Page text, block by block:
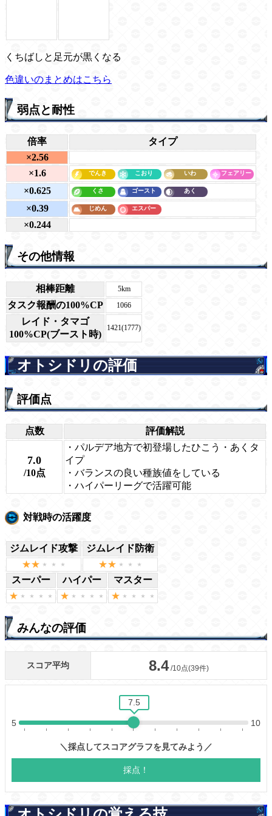
くちばしと足元が黒くなる
色違いのまとめはこちら
弱点と耐性
倍率
タイプ
×2.56
×1.6
×0.625
×0.39
×0.244
その他情報
相棒距離 5km
タスク報酬の100%CP 1066
レイド・タマゴ
100%CP(ブースト時)
1421(1777)
オトシドリの評価
評価点
点数 評価解説
7.0
/10点
・パルデア地方で初登場したひこう・あくタ
イプ
・バランスの良い種族値をしている
・ハイパーリーグで活躍可能
対戦時の活躍度
ジムレイド攻撃 ジムレイド防衛
スーパー ハイパー マスター
みんなの評価